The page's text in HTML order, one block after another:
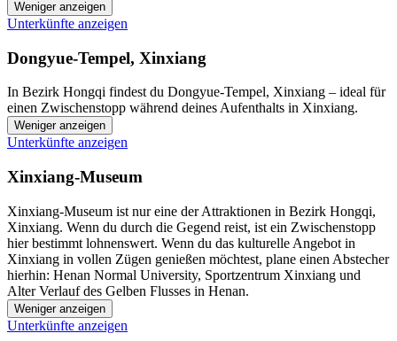
Weniger anzeigen
Unterkünfte anzeigen
Dongyue-Tempel, Xinxiang
In Bezirk Hongqi findest du Dongyue-Tempel, Xinxiang – ideal für
einen Zwischenstopp während deines Aufenthalts in Xinxiang.
Weniger anzeigen
Unterkünfte anzeigen
Xinxiang-Museum
Xinxiang-Museum ist nur eine der Attraktionen in Bezirk Hongqi,
Xinxiang. Wenn du durch die Gegend reist, ist ein Zwischenstopp
hier bestimmt lohnenswert. Wenn du das kulturelle Angebot in
Xinxiang in vollen Zügen genießen möchtest, plane einen Abstecher
hierhin: Henan Normal University, Sportzentrum Xinxiang und
Alter Verlauf des Gelben Flusses in Henan.
Weniger anzeigen
Unterkünfte anzeigen